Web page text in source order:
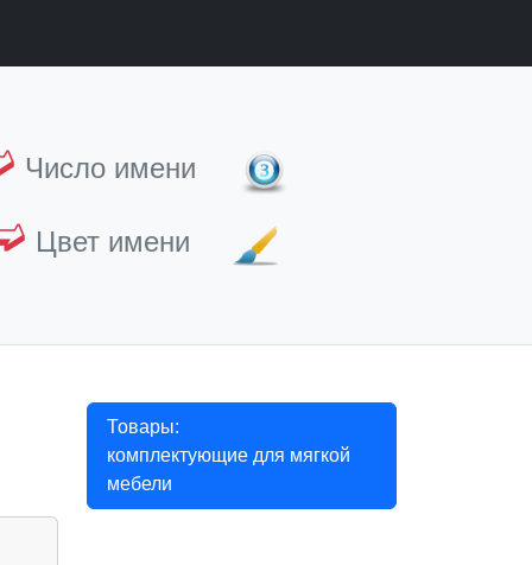
Число имени
Цвет имени
Товары:
комплектующие для мягкой
мебели